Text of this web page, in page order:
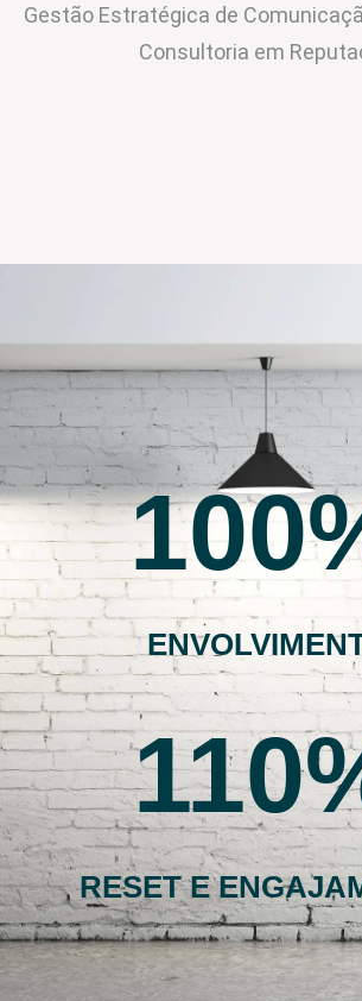
Gestão Estratégica de
Consultoria em
100
110
RESET E